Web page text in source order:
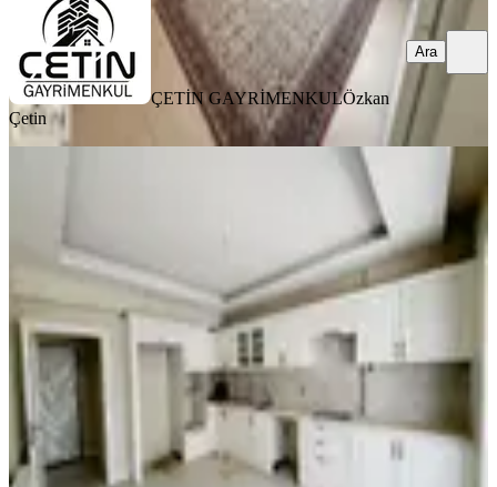
ÇETİN GAYRİMENKULÖzkan
Çetin
Ara
Amazon'dan Gözde Semtte Havuzlu
Site'de Sıfır Yapı Satılık Daire
Onikişubat, Yamaçtepe Mahallesi
4+1·225 m² ·7. Kat·07.08.2026
5.875.000 ₺
AMAZON GAYRİMENKUL AMAZON GAYRİMENKUL
Ara